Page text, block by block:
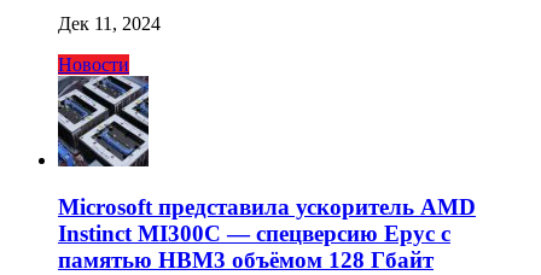
Дек 11, 2024
Новости
Microsoft представила ускоритель AMD
Instinct MI300C — спецверсию Epyc с
памятью HBM3 объёмом 128 Гбайт